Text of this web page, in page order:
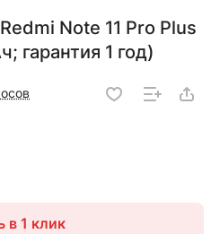
Note 11 Pro Plus
гарантия 1 год)
в 1 клик